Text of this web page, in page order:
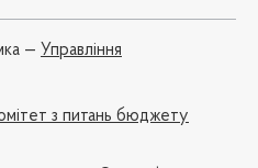
— Управління
з питань бюджету